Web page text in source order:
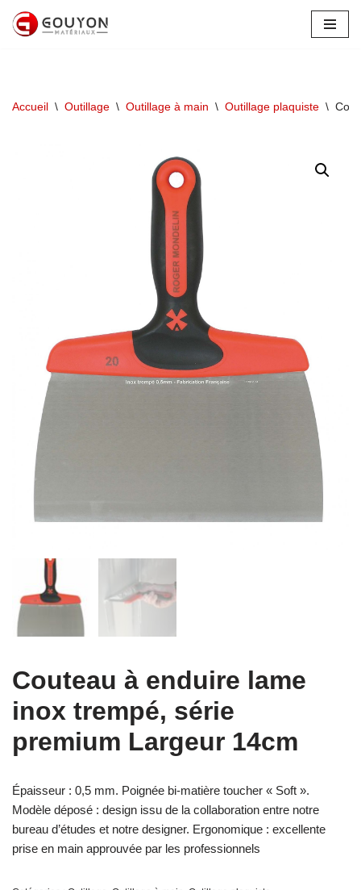
Accueil \ Outillage \ Outillage à main \ Outillage plaquiste \
Couteau à enduire lame
inox trempé, série
premium Largeur 14cm
Épaisseur : 0,5 mm. Poignée bi-matière toucher « Soft ».
Modèle déposé : design issu de la collaboration entre notre
bureau d’études et notre designer. Ergonomique : excellente
prise en main approuvée par les professionnels